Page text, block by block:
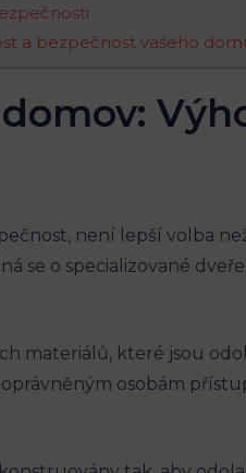
a bezpečnost vašeho
není lepší volba
se o specializované
materiálů, které jsou
osobám